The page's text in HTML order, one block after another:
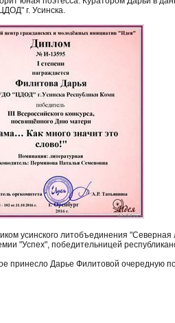
г. Усинска.
усинского литобъединения
"Успех", победительницей
принесло Дарье Филитовой очередную